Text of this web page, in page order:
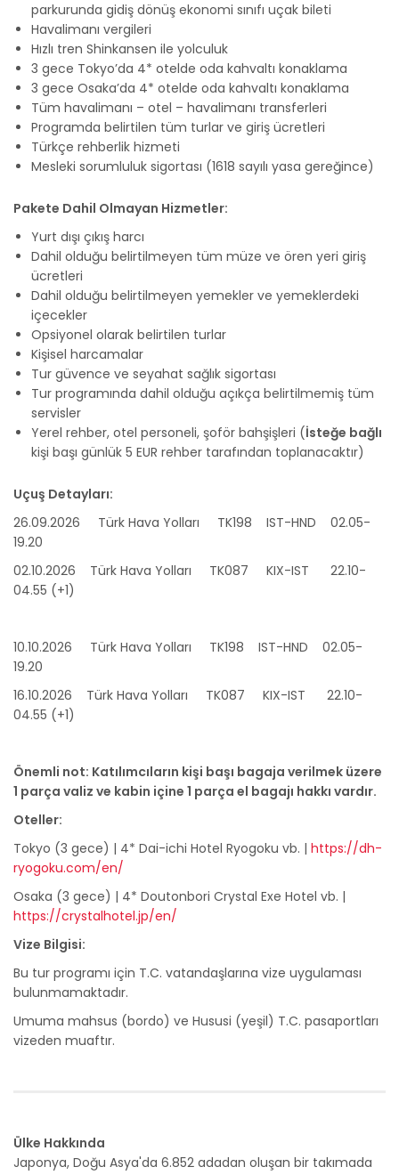
parkurunda gidiş dönüş ekonomi sınıfı uçak bileti
Havalimanı vergileri
Hızlı tren Shinkansen ile yolculuk
3 gece Tokyo’da 4* otelde oda kahvaltı konaklama
3 gece Osaka’da 4* otelde oda kahvaltı konaklama
Tüm havalimanı – otel – havalimanı transferleri
Programda belirtilen tüm turlar ve giriş ücretleri
Türkçe rehberlik hizmeti
Mesleki sorumluluk sigortası (1618 sayılı yasa gereğince)
Pakete Dahil Olmayan Hizmetler:
Yurt dışı çıkış harcı
Dahil olduğu belirtilmeyen tüm müze ve ören yeri giriş
ücretleri
Dahil olduğu belirtilmeyen yemekler ve yemeklerdeki
içecekler
Opsiyonel olarak belirtilen turlar
Kişisel harcamalar
Tur güvence ve seyahat sağlık sigortası
Tur programında dahil olduğu açıkça belirtilmemiş tüm
servisler
Yerel rehber, otel personeli, şoför bahşişleri (İsteğe bağlı
kişi başı günlük 5 EUR rehber tarafından toplanacaktır)
Uçuş Detayları:
26.09.2026 Türk Hava Yolları TK198 IST-HND 02.05-
19.20
02.10.2026 Türk Hava Yolları TK087 KIX-IST 22.10-
04.55 (+1)
10.10.2026 Türk Hava Yolları TK198 IST-HND 02.05-
19.20
16.10.2026 Türk Hava Yolları TK087 KIX-IST 22.10-
04.55 (+1)
Önemli not: Katılımcıların kişi başı bagaja verilmek üzere
1 parça valiz ve kabin içine 1 parça el bagajı hakkı vardır.
Oteller:
Tokyo (3 gece) | 4* Dai-ichi Hotel Ryogoku vb. | https://dh-
ryogoku.com/en/
Osaka (3 gece) | 4* Doutonbori Crystal Exe Hotel vb. |
https://crystalhotel.jp/en/
Vize Bilgisi:
Bu tur programı için T.C. vatandaşlarına vize uygulaması
bulunmamaktadır.
Umuma mahsus (bordo) ve Hususi (yeşil) T.C. pasaportları
vizeden muaftır.
Ülke Hakkında
Japonya, Doğu Asya'da 6.852 adadan oluşan bir takımada